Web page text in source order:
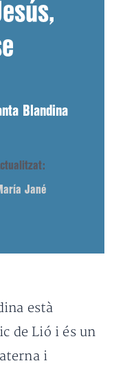
Blandina
Jané
està
de Lió i és un
i